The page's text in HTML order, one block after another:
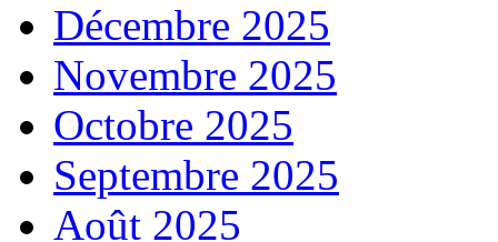
Décembre 2025
Novembre 2025
Octobre 2025
Septembre 2025
Août 2025